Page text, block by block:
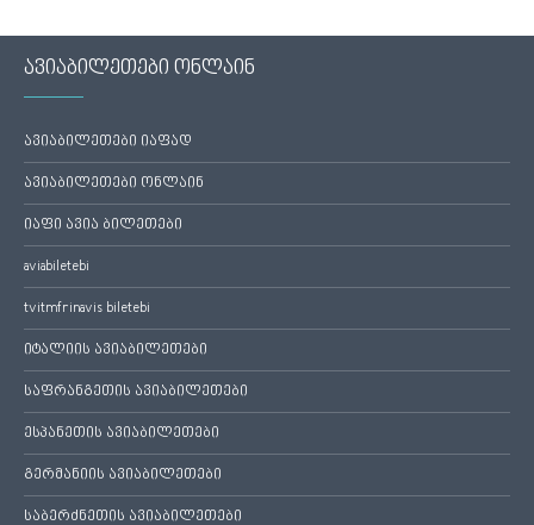
ავიაბილეთები ონლაინ
ავიაბილეთები იაფად
ავიაბილეთები ონლაინ
იაფი ავია ბილეთები
aviabiletebi
tvitmfrinavis biletebi
იტალიის ავიაბილეთები
საფრანგეთის ავიაბილეთები
ესპანეთის ავიაბილეთები
გერმანიის ავიაბილეთები
საბერძნეთის ავიაბილეთები